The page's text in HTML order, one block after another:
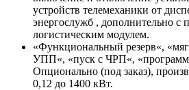
устройств телемеханики от
энергослужб , дополнительно с
логистическим модулем.
«Функциональный резерв«,
УПП«, «пуск с ЧРП«,
Опционально (под заказ),
0,12 до 1400 кВт.